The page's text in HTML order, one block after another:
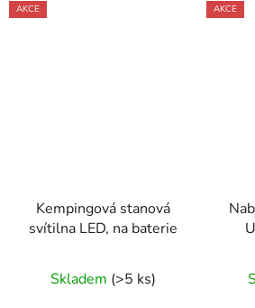
AKCE
Kempingová stanová
svítilna LED, na baterie
Skladem (>5 ks)
AKCE